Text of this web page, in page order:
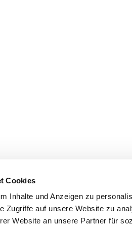
Cookies
Inhalte und Anzeigen zu
Zugriffe auf unsere Website zu
Website an unsere Partner für